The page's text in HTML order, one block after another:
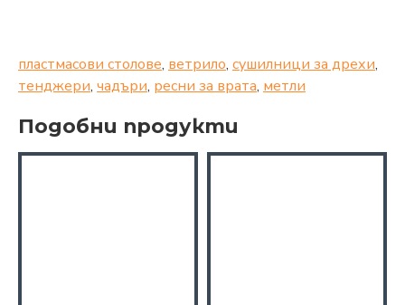
пластмасови столове, ветрило, сушилници за дрехи,
тенджери, чадъри, ресни за врата, метли
Подобни продукти